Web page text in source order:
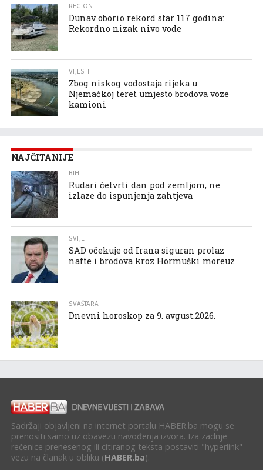
REGION
Dunav oborio rekord star 117 godina:
Rekordno nizak nivo vode
VIJESTI
Zbog niskog vodostaja rijeka u
Njemačkoj teret umjesto brodova voze
kamioni
NAJČITANIJE
BIH
Rudari četvrti dan pod zemljom, ne
izlaze do ispunjenja zahtjeva
SVIJET
SAD očekuje od Irana siguran prolaz
nafte i brodova kroz Hormuški moreuz
SVAŠTARA
Dnevni horoskop za 9. avgust.2026.
Sadržaji objavljeni na internet portalu HABER.ba mogu se
prenositi samo uz obavezu navođenja izvora. Iza zadnje
rečenice prenesenog ili citiranog teksta postaviti "hyperlink"
vezu na članak u obliku (HABER.ba).